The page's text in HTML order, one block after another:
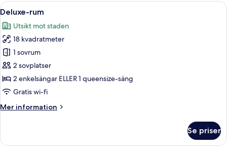
Öppna
alla
foton
för
Deluxe-
rum
Ett modernt sovrum med en böjd,
15
Deluxe-rum
Utsikt mot staden
18 kvadratmeter
1 sovrum
2 sovplatser
2 enkelsängar ELLER 1 queensize-säng
Gratis wi-fi
Mer information
Mer
rum
Se priser